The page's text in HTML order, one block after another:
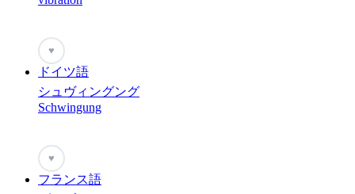
♥
ドイツ語
シュヴィングング
Schwingung
♥
フランス語